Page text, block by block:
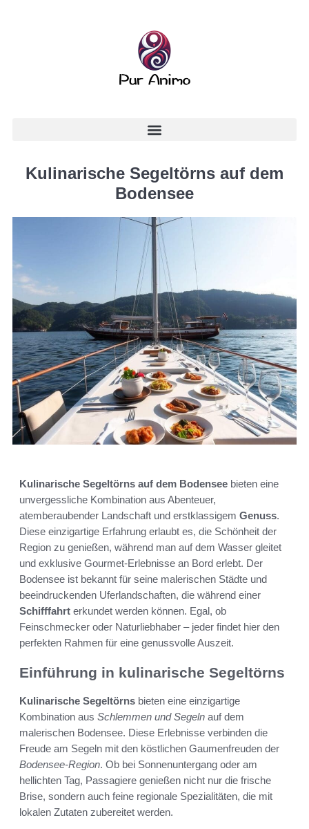
Kulinarische Segeltörns auf dem
Bodensee
Kulinarische Segeltörns auf dem Bodensee bieten eine
unvergessliche Kombination aus Abenteuer,
atemberaubender Landschaft und erstklassigem Genuss.
Diese einzigartige Erfahrung erlaubt es, die Schönheit der
Region zu genießen, während man auf dem Wasser gleitet
und exklusive Gourmet-Erlebnisse an Bord erlebt. Der
Bodensee ist bekannt für seine malerischen Städte und
beeindruckenden Uferlandschaften, die während einer
Schifffahrt erkundet werden können. Egal, ob
Feinschmecker oder Naturliebhaber – jeder findet hier den
perfekten Rahmen für eine genussvolle Auszeit.
Einführung in kulinarische Segeltörns
Kulinarische Segeltörns bieten eine einzigartige
Kombination aus Schlemmen und Segeln auf dem
malerischen Bodensee. Diese Erlebnisse verbinden die
Freude am Segeln mit den köstlichen Gaumenfreuden der
Bodensee-Region. Ob bei Sonnenuntergang oder am
hellichten Tag, Passagiere genießen nicht nur die frische
Brise, sondern auch feine regionale Spezialitäten, die mit
lokalen Zutaten zubereitet werden.